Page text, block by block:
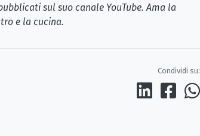
sul suo canale YouTube. Ama la
e la cucina.
Condividi su: